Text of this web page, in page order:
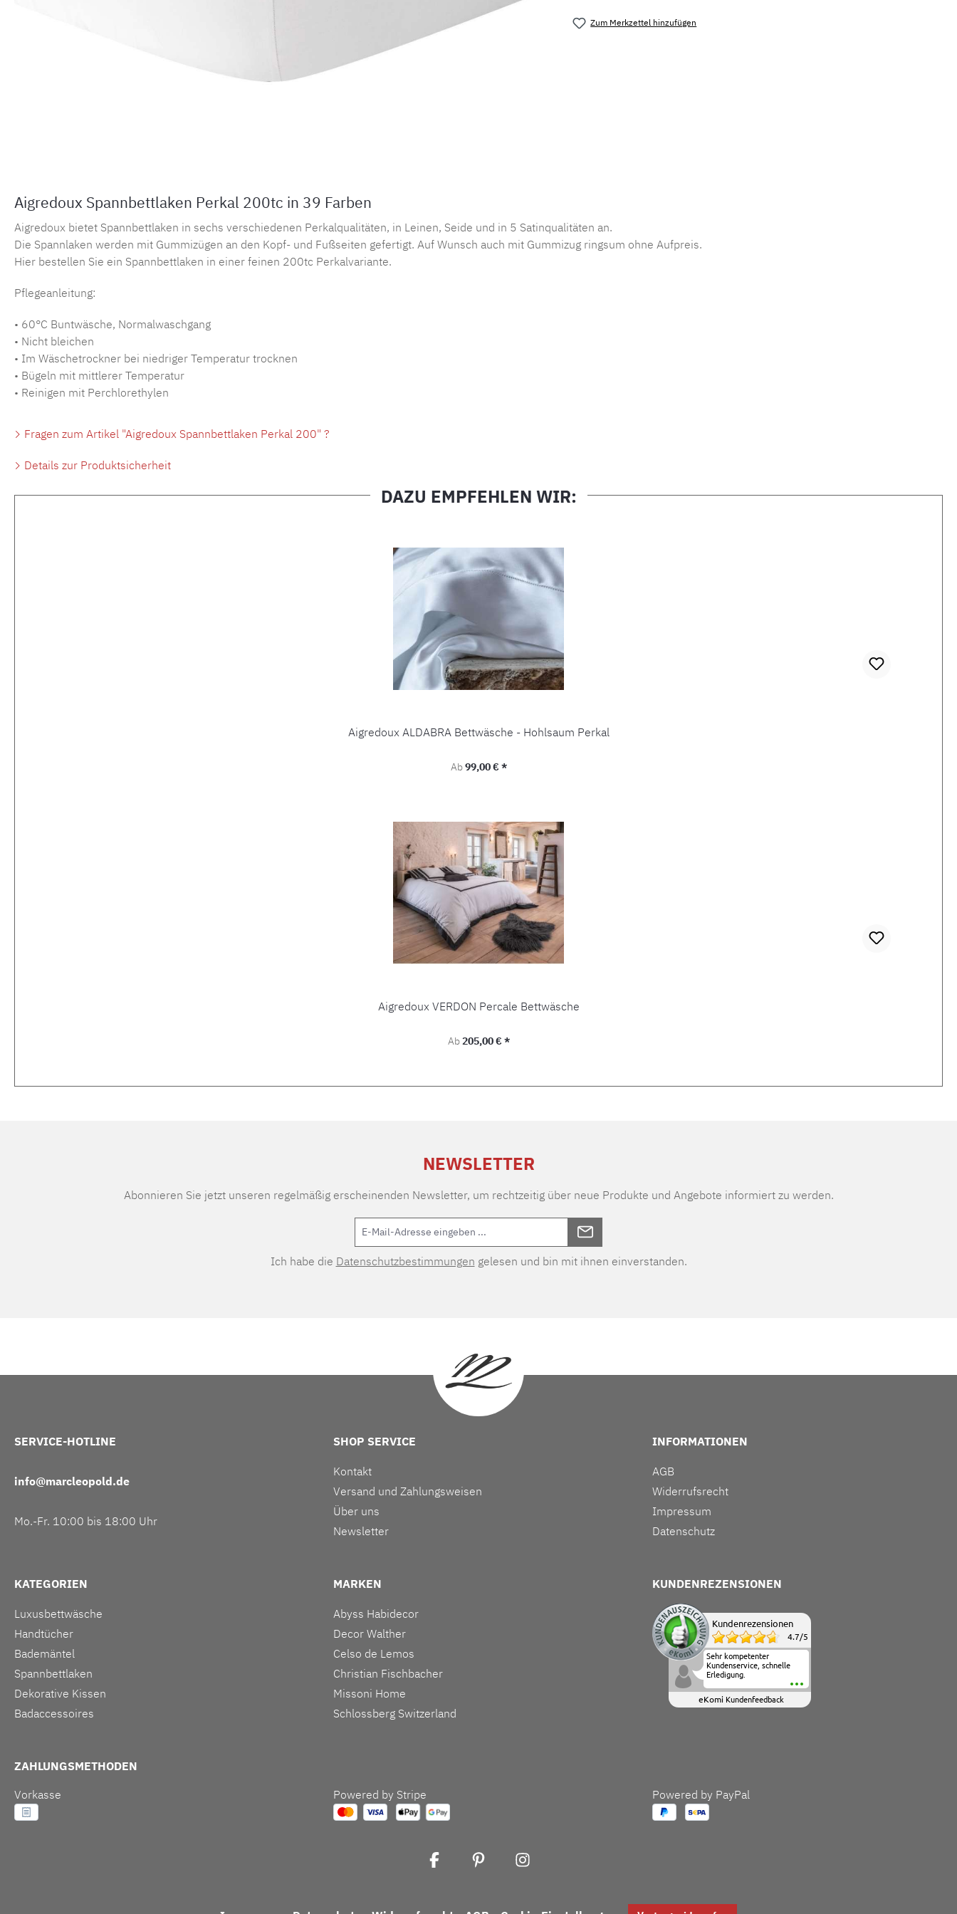
Zum Merkzettel hinzufügen
Aigredoux Spannbettlaken Perkal 200tc in 39 Farben
Aigredoux bietet Spannbettlaken in sechs verschiedenen Perkalqualitäten, in Leinen, Seide und in 5 Satinqualitäten an.
Die Spannlaken werden mit Gummizügen an den Kopf- und Fußseiten gefertigt. Auf Wunsch auch mit Gummizug ringsum ohne Aufpreis.
Hier bestellen Sie ein Spannbettlaken in einer feinen 200tc Perkalvariante.
Pflegeanleitung:
• 60°C Buntwäsche, Normalwaschgang
• Nicht bleichen
• Im Wäschetrockner bei niedriger Temperatur trocknen
• Bügeln mit mittlerer Temperatur
• Reinigen mit Perchlorethylen
Fragen zum Artikel "Aigredoux Spannbettlaken Perkal 200" ?
Details zur Produktsicherheit
DAZU EMPFEHLEN WIR:
Aigredoux ALDABRA Bettwäsche - Hohlsaum Perkal
Regulärer Preis:
Ab99,00 € *
Aigredoux VERDON Percale Bettwäsche
Regulärer Preis:
Ab205,00 € *
NEWSLETTER
Abonnieren Sie jetzt unseren regelmäßig erscheinenden Newsletter, um rechtzeitig über neue Produkte und Angebote informiert zu werden.
Ich habe die Datenschutzbestimmungen gelesen und bin mit ihnen einverstanden.
SERVICE-HOTLINE
info@marcleopold.de
Mo.-Fr. 10:00 bis 18:00 Uhr
SHOP SERVICE
Kontakt
Versand und Zahlungsweisen
Über uns
Newsletter
INFORMATIONEN
AGB
Widerrufsrecht
Impressum
Datenschutz
KATEGORIEN
Luxusbettwäsche
Handtücher
Bademäntel
Spannbettlaken
Dekorative Kissen
Badaccessoires
MARKEN
Abyss Habidecor
Decor Walther
Celso de Lemos
Christian Fischbacher
Missoni Home
Schlossberg Switzerland
KUNDENREZENSIONEN
Kundenrezensionen
4.7/5
Sehr kompetenter
Kundenservice, schnelle
Erledigung.
eKomi Kundenfeedback
ZAHLUNGSMETHODEN
Vorkasse
Powered by Stripe Powered by PayPal